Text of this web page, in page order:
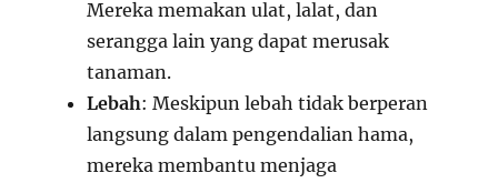
Mereka memakan ulat, lalat, dan
serangga lain yang dapat merusak
tanaman.
Lebah: Meskipun lebah tidak berperan
langsung dalam pengendalian hama,
mereka membantu menjaga